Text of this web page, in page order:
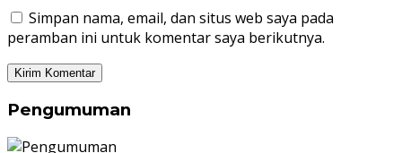
Simpan nama, email, dan situs web saya pada
peramban ini untuk komentar saya berikutnya.
Pengumuman